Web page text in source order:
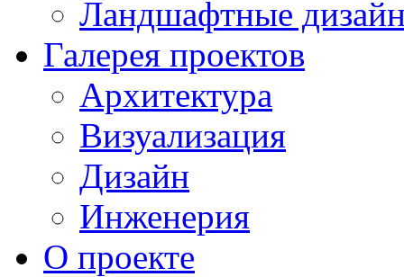
Ландшафтные
Галерея проектов
Архитектура
Визуализация
Дизайн
Инженерия
О проекте